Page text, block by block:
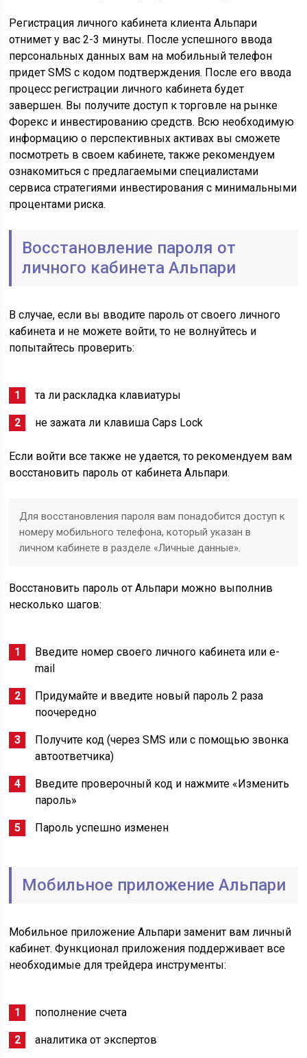
Регистрация личного кабинета клиента Альпари
отнимет у вас 2-3 минуты. После успешного ввода
персональных данных вам на мобильный телефон
придет SMS с кодом подтверждения. После его ввода
процесс регистрации личного кабинета будет
завершен. Вы получите доступ к торговле на рынке
Форекс и инвестированию средств. Всю необходимую
информацию о перспективных активах вы сможете
посмотреть в своем кабинете, также рекомендуем
ознакомиться с предлагаемыми специалистами
сервиса стратегиями инвестирования с минимальными
процентами риска.
Восстановление пароля от
личного кабинета Альпари
В случае, если вы вводите пароль от своего личного
кабинета и не можете войти, то не волнуйтесь и
попытайтесь проверить:
та ли раскладка клавиатуры
не зажата ли клавиша Caps Lock
Если войти все также не удается, то рекомендуем вам
восстановить пароль от кабинета Альпари.
Для восстановления пароля вам понадобится доступ к
номеру мобильного телефона, который указан в
личном кабинете в разделе «Личные данные».
Восстановить пароль от Альпари можно выполнив
несколько шагов:
Введите номер своего личного кабинета или e-
mail
Придумайте и введите новый пароль 2 раза
поочередно
Получите код (через SMS или с помощью звонка
автоответчика)
Введите проверочный код и нажмите «Изменить
пароль»
Пароль успешно изменен
Мобильное приложение Альпари
Мобильное приложение Альпари заменит вам личный
кабинет. Функционал приложения поддерживает все
необходимые для трейдера инструменты:
пополнение счета
аналитика от экспертов